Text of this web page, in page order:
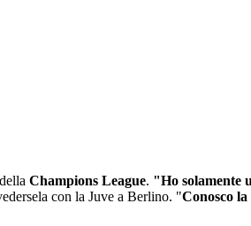
Champions League. "Ho solamente
con la Juve a Berlino. "Conosco